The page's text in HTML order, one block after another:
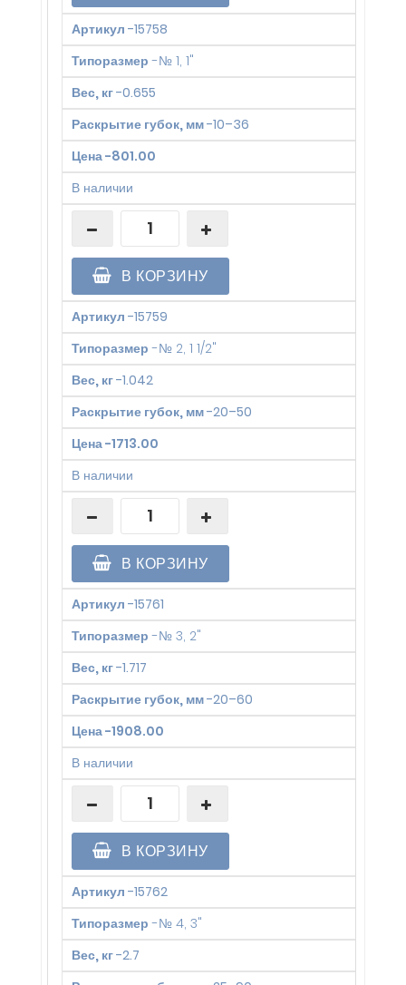
Артикул -15758
Типоразмер -№ 1, 1"
Вес, кг-0.655
Раскрытие губок, мм-10–36
Цена-801.00
В наличии
В КОРЗИНУ
Артикул -15759
Типоразмер -№ 2, 1 1/2"
Вес, кг-1.042
Раскрытие губок, мм-20–50
Цена-1713.00
В наличии
В КОРЗИНУ
Артикул -15761
Типоразмер -№ 3, 2"
Вес, кг-1.717
Раскрытие губок, мм-20–60
Цена-1908.00
В наличии
В КОРЗИНУ
Артикул -15762
Типоразмер -№ 4, 3"
Вес, кг-2.7